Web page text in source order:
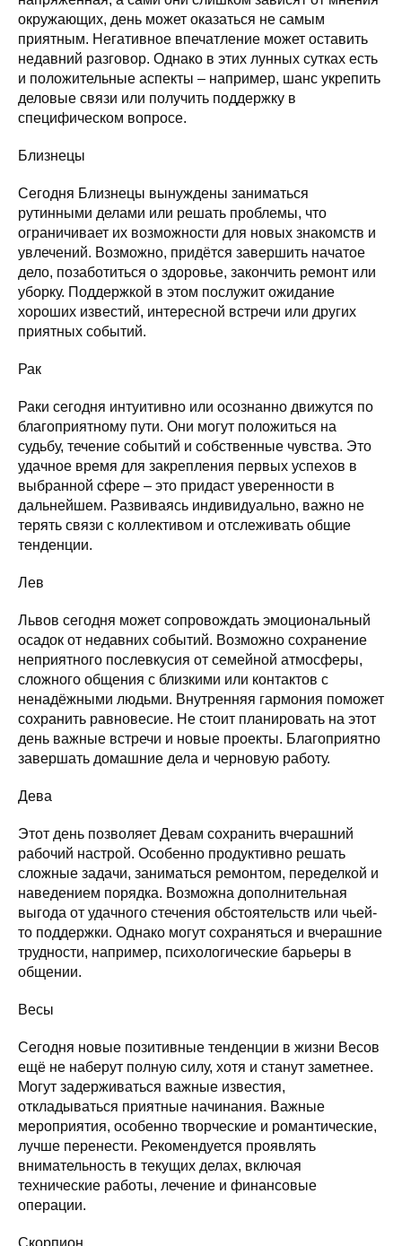
окружающих, день может оказаться не самым
приятным. Негативное впечатление может оставить
недавний разговор. Однако в этих лунных сутках есть
и положительные аспекты – например, шанс укрепить
деловые связи или получить поддержку в
специфическом вопросе.
Близнецы
Сегодня Близнецы вынуждены заниматься
рутинными делами или решать проблемы, что
ограничивает их возможности для новых знакомств и
увлечений. Возможно, придётся завершить начатое
дело, позаботиться о здоровье, закончить ремонт или
уборку. Поддержкой в этом послужит ожидание
хороших известий, интересной встречи или других
приятных событий.
Рак
Раки сегодня интуитивно или осознанно движутся по
благоприятному пути. Они могут положиться на
судьбу, течение событий и собственные чувства. Это
удачное время для закрепления первых успехов в
выбранной сфере – это придаст уверенности в
дальнейшем. Развиваясь индивидуально, важно не
терять связи с коллективом и отслеживать общие
тенденции.
Лев
Львов сегодня может сопровождать эмоциональный
осадок от недавних событий. Возможно сохранение
неприятного послевкусия от семейной атмосферы,
сложного общения с близкими или контактов с
ненадёжными людьми. Внутренняя гармония поможет
сохранить равновесие. Не стоит планировать на этот
день важные встречи и новые проекты. Благоприятно
завершать домашние дела и черновую работу.
Дева
Этот день позволяет Девам сохранить вчерашний
рабочий настрой. Особенно продуктивно решать
сложные задачи, заниматься ремонтом, переделкой и
наведением порядка. Возможна дополнительная
выгода от удачного стечения обстоятельств или чьей-
то поддержки. Однако могут сохраняться и вчерашние
трудности, например, психологические барьеры в
общении.
Весы
Сегодня новые позитивные тенденции в жизни Весов
ещё не наберут полную силу, хотя и станут заметнее.
Могут задерживаться важные известия,
откладываться приятные начинания. Важные
мероприятия, особенно творческие и романтические,
лучше перенести. Рекомендуется проявлять
внимательность в текущих делах, включая
технические работы, лечение и финансовые
операции.
Скорпион